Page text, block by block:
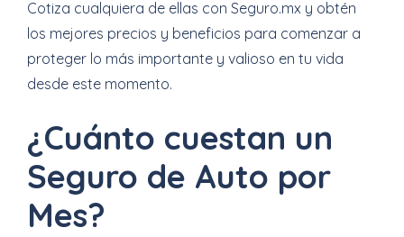
Cotiza cualquiera de ellas con Seguro.mx y obtén
los mejores precios y beneficios para comenzar a
proteger lo más importante y valioso en tu vida
desde este momento.
¿Cuánto cuestan un
Seguro de Auto por
Mes?